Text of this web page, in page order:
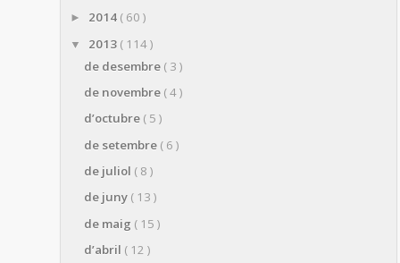
► 2014 ( 60 )
▼ 2013 ( 114 )
de desembre ( 3 )
de novembre ( 4 )
d’octubre ( 5 )
de setembre ( 6 )
de juliol ( 8 )
de juny ( 13 )
de maig ( 15 )
d’abril ( 12 )